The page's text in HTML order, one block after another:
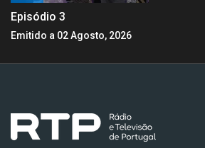
Episódio 3
Emitido a 02 Agosto, 2026